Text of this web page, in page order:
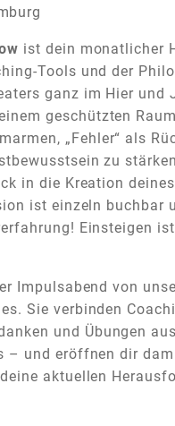
ist dein monatlicher
Tools und der
ganz im Hier und
geschützten
„Fehler“ als
zu
in die Kreation
ist einzeln buchbar
Einsteigen
Impulsabend von
Sie verbinden
und Übungen
– und eröffnen dir
aktuellen